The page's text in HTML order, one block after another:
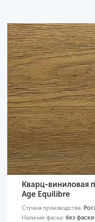
Кварц-виниловая
Age Equilibre
Страна производства:
Наличие фаски: без фаски